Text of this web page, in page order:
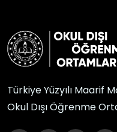
Türkiye Yüzyılı Maarif
Okul Dışı Öğrenme